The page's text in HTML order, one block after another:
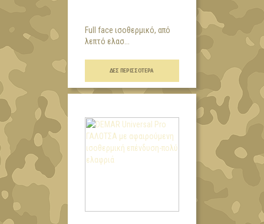
Full face ισοθερμικό, από
λεπτό ελασ...
ΔΕΣ ΠΕΡΙΣΣΌΤΕΡΑ